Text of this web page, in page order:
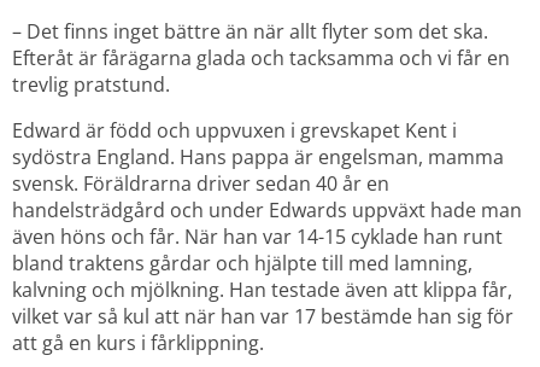
– Det finns inget bättre än när allt flyter som det ska.
Efteråt är fårägarna glada och tacksamma och vi får en
trevlig pratstund.
Edward är född och uppvuxen i grevskapet Kent i
sydöstra England. Hans pappa är engelsman, mamma
svensk. Föräldrarna driver sedan 40 år en
handelsträdgård och under Edwards uppväxt hade man
även höns och får. När han var 14-15 cyklade han runt
bland traktens gårdar och hjälpte till med lamning,
kalvning och mjölkning. Han testade även att klippa får,
vilket var så kul att när han var 17 bestämde han sig för
att gå en kurs i fårklippning.